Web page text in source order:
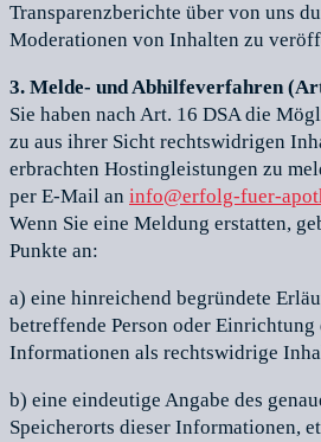
Transparenzberichte über von uns
Moderationen von Inhalten zu
3. Melde- und Abhilfeverfahren
Sie haben nach Art. 16 DSA die
zu aus ihrer Sicht rechtswidrigen
erbrachten Hostingleistungen zu
per E-Mail an info@erfolg-fuer-
Wenn Sie eine Meldung erstatten,
Punkte an:
a) eine hinreichend begründete
betreffende Person oder
Informationen als rechtswidrige
b) eine eindeutige Angabe des
Speicherorts dieser Informationen,